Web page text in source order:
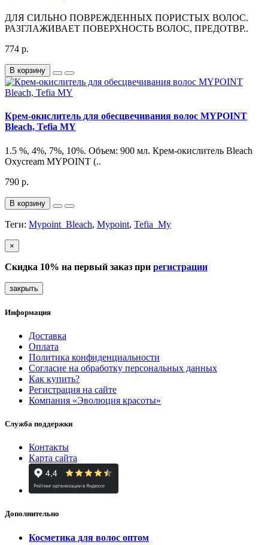
ДЛЯ СИЛЬНО ПОВРЕЖДЕННЫХ ПОРИСТЫХ ВОЛОС.
РАЗГЛАЖИВАЕТ ПОВЕРХНОСТЬ ВОЛОС, ПРЕДОТВР..
774 р.
В корзину
Крем-окислитель для обесцвечивания волос MYPOINT
Bleach, Tefia MY
1.5 %, 4%, 7%, 10%. Объем: 900 мл. Крем-окислитель Bleach
Oxycream MYPOINT (..
790 р.
В корзину
Теги: Mypoint_Bleach, Mypoint, Tefia_My
×
Скидка 10% на первый заказ при регистрации
закрыть
Информация
Доставка
Оплата
Политика конфиденциальности
Согласие на обработку персональных данных
Как купить?
Регистрация на сайте
Компания «Эволюция красоты»
Служба поддержки
Контакты
Карта сайта
Дополнительно
Косметика для волос оптом